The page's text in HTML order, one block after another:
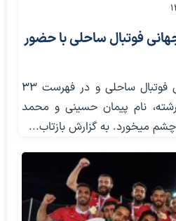
فوتبال ساحلی با حضور
بنا به اعلام سازمان جهانی فوتبال ساحلی و در فهرست ۳۳
نام پیمان حسینی و محمد